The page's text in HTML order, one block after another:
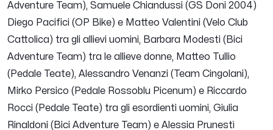
Adventure Team), Samuele Chiandussi (GS Doni 2004)
Diego Pacifici (OP Bike) e Matteo Valentini (Velo Club
Cattolica) tra gli allievi uomini, Barbara Modesti (Bici
Adventure Team) tra le allieve donne, Matteo Tullio
(Pedale Teate), Alessandro Venanzi (Team Cingolani),
Mirko Persico (Pedale Rossoblu Picenum) e Riccardo
Rocci (Pedale Teate) tra gli esordienti uomini, Giulia
Rinaldoni (Bici Adventure Team) e Alessia Prunestì